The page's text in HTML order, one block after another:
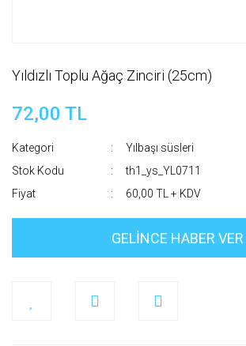
Yıldızlı Toplu Ağaç Zinciri (25cm)
72,00 TL
Kategori
Yılbaşı süsleri
Stok Kodu
th1_ys_YL0711
Fiyat
60,00 TL + KDV
GELİNCE HABER VER